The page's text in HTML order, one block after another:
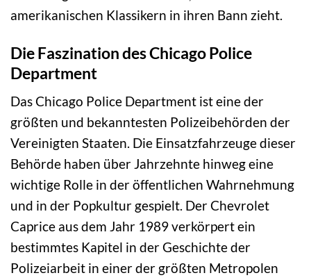
amerikanischen Klassikern in ihren Bann zieht.
Die Faszination des Chicago Police
Department
Das Chicago Police Department ist eine der
größten und bekanntesten Polizeibehörden der
Vereinigten Staaten. Die Einsatzfahrzeuge dieser
Behörde haben über Jahrzehnte hinweg eine
wichtige Rolle in der öffentlichen Wahrnehmung
und in der Popkultur gespielt. Der Chevrolet
Caprice aus dem Jahr 1989 verkörpert ein
bestimmtes Kapitel in der Geschichte der
Polizeiarbeit in einer der größten Metropolen